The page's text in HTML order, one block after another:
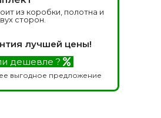
фабрика
ОКА
моделей
из коробки, полотна и
сторон.
лучшей цены!
дешевле ?
выгодное предложение